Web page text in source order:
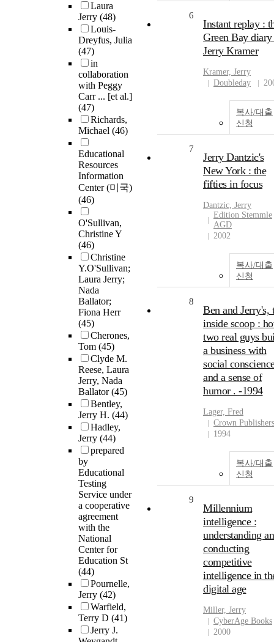
Laura
Jerry (48)
Louis-
Dreyfus, Julia
(47)
in
collaboration
with Peggy
Carr ... [et al.]
(47)
Richards,
Michael (46)
Educational
Resources
Information
Center (미국)
(46)
O'Sullivan,
Christine Y
(46)
Christine
Y.O'Sullivan;
Laura Jerry;
Nada
Ballator;
Fiona Herr
(45)
Cherones,
Tom (45)
Clyde M.
Reese, Laura
Jerry, Nada
Ballator(45)
Bentley,
Jerry H. (44)
Hadley,
Jerry (44)
prepared
by
Educational
Testing
Service under
a cooperative
agreement
with the
National
Center for
Education St
(44)
Pournelle,
Jerry (42)
Warfield,
Terry D (41)
Jerry J.
6
Instant replay :
Green Bay
Jerry Kramer
Kramer, Jerry
Doubleday
복사/대출
신청
7
Jerry Dantzic's
New York : the
fifties in focus
Dantzic, Jerry
Edition Stemmle
AGD
2002
복사/대출
신청
8
Ben and Jerry's,
inside scoop :
two real guys
a business with
social
and a sense of
humor . -1994
Lager, Fred
Crown Publishers
1994
복사/대출
신청
9
Millennium
intelligence :
understanding
conducting
competitive
intelligence in
digital age
Miller, Jerry
CyberAge Books
2000